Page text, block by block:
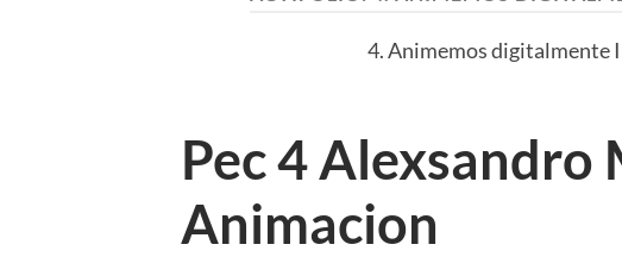
4. Animemos digitalmente
Pec 4 Alexsandro
Animacion